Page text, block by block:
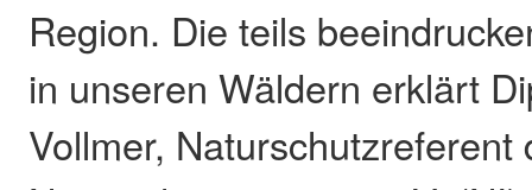
Region. Die teils
in unseren Wäldern erklärt
Vollmer, Naturschutzreferent